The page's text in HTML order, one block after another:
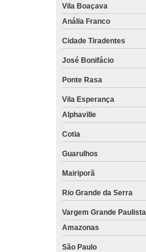
Vila Boaçava
Anália Franco
Cidade Tiradentes
José Bonifácio
Ponte Rasa
Vila Esperança
Alphaville
Cotia
Guarulhos
Mairiporã
Rio Grande da Serra
Vargem Grande Paulista
Amazonas
São Paulo